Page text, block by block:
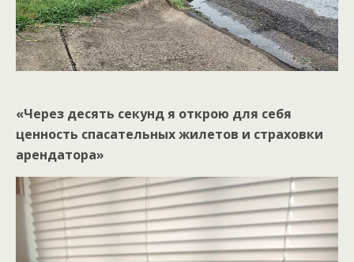
«Через десять секунд я открою для себя
ценность спасательных жилетов и страховки
арендатора»